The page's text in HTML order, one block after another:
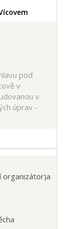
pod
v
v
úprav -
organizátor)a